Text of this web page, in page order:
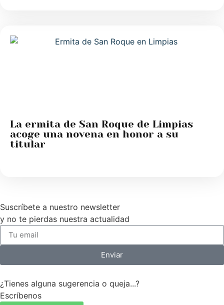
La ermita de San Roque de Limpias
acoge una novena en honor a su
titular
Suscríbete a nuestro newsletter
y no te pierdas nuestra actualidad
Enviar
¿Tienes alguna sugerencia o queja...?
Escríbenos